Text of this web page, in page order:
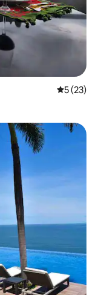
5 de uma
5 (23)